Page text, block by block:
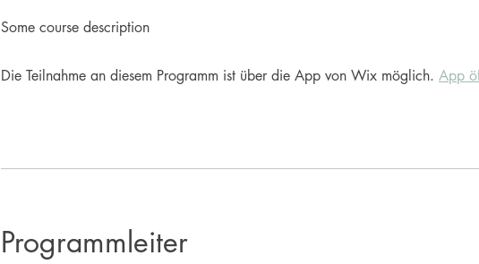
Some course description
Die Teilnahme an diesem Programm ist über die App von Wix möglich. App
Programmleiter